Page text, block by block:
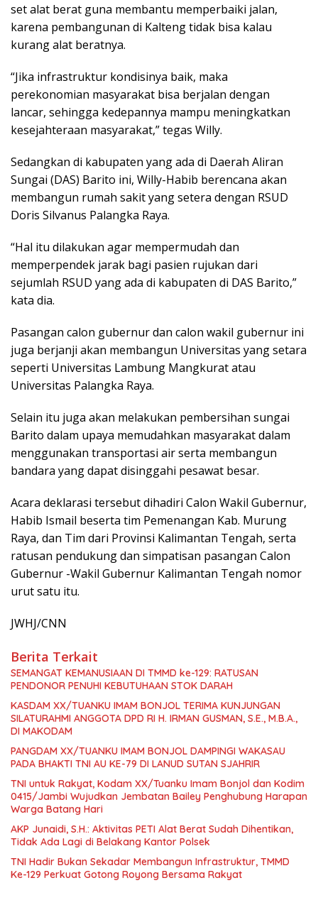
set alat berat guna membantu memperbaiki jalan,
karena pembangunan di Kalteng tidak bisa kalau
kurang alat beratnya.
“Jika infrastruktur kondisinya baik, maka
perekonomian masyarakat bisa berjalan dengan
lancar, sehingga kedepannya mampu meningkatkan
kesejahteraan masyarakat,” tegas Willy.
Sedangkan di kabupaten yang ada di Daerah Aliran
Sungai (DAS) Barito ini, Willy-Habib berencana akan
membangun rumah sakit yang setera dengan RSUD
Doris Silvanus Palangka Raya.
“Hal itu dilakukan agar mempermudah dan
memperpendek jarak bagi pasien rujukan dari
sejumlah RSUD yang ada di kabupaten di DAS Barito,”
kata dia.
Pasangan calon gubernur dan calon wakil gubernur ini
juga berjanji akan membangun Universitas yang setara
seperti Universitas Lambung Mangkurat atau
Universitas Palangka Raya.
Selain itu juga akan melakukan pembersihan sungai
Barito dalam upaya memudahkan masyarakat dalam
menggunakan transportasi air serta membangun
bandara yang dapat disinggahi pesawat besar.
Acara deklarasi tersebut dihadiri Calon Wakil Gubernur,
Habib Ismail beserta tim Pemenangan Kab. Murung
Raya, dan Tim dari Provinsi Kalimantan Tengah, serta
ratusan pendukung dan simpatisan pasangan Calon
Gubernur -Wakil Gubernur Kalimantan Tengah nomor
urut satu itu.
JWHJ/CNN
Berita Terkait
SEMANGAT KEMANUSIAAN DI TMMD ke-129: RATUSAN
PENDONOR PENUHI KEBUTUHAAN STOK DARAH
KASDAM XX/TUANKU IMAM BONJOL TERIMA KUNJUNGAN
SILATURAHMI ANGGOTA DPD RI H. IRMAN GUSMAN, S.E., M.B.A.,
DI MAKODAM
PANGDAM XX/TUANKU IMAM BONJOL DAMPINGI WAKASAU
PADA BHAKTI TNI AU KE-79 DI LANUD SUTAN SJAHRIR
TNI untuk Rakyat, Kodam XX/Tuanku Imam Bonjol dan Kodim
0415/Jambi Wujudkan Jembatan Bailey Penghubung Harapan
Warga Batang Hari
AKP Junaidi, S.H.: Aktivitas PETI Alat Berat Sudah Dihentikan,
Tidak Ada Lagi di Belakang Kantor Polsek
TNI Hadir Bukan Sekadar Membangun Infrastruktur, TMMD
Ke-129 Perkuat Gotong Royong Bersama Rakyat